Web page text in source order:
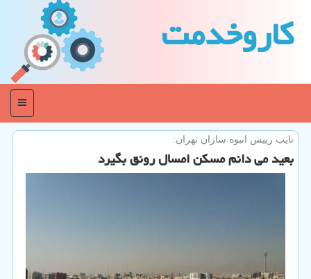
كاروخدمت
منو
نایب رییس انبوه سازان تهران:
بعید می دانم مسكن امسال رونق بگیرد